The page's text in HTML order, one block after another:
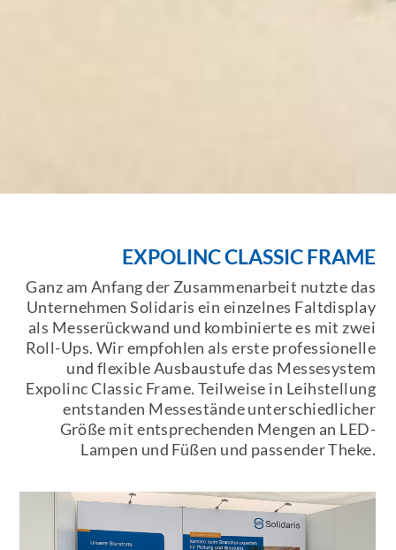
EXPOLINC CLASSIC FRAME
Ganz am Anfang der Zusammenarbeit nutzte das
Unternehmen Solidaris ein einzelnes Faltdisplay
als Messerückwand und kombinierte es mit zwei
Roll-Ups. Wir empfohlen als erste professionelle
und flexible Ausbaustufe das Messesystem
Expolinc Classic Frame. Teilweise in Leihstellung
entstanden Messestände unterschiedlicher
Größe mit entsprechenden Mengen an LED-
Lampen und Füßen und passender Theke.